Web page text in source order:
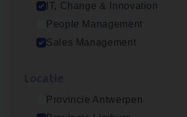
IT, Change & Innovation
People Management
Sales Management
Provincie Antwerpen
Scha­de­be­heer­der verzekeringen